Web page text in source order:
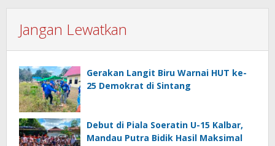
Jangan Lewatkan
Gerakan Langit Biru Warnai HUT ke-
25 Demokrat di Sintang
Debut di Piala Soeratin U-15 Kalbar,
Mandau Putra Bidik Hasil Maksimal